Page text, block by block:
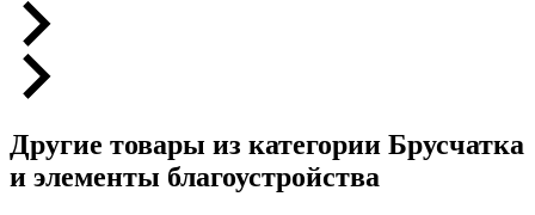
Другие товары из категории Брусчатка
и элементы благоустройства